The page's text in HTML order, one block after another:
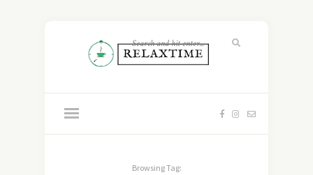
Browsing Tag: